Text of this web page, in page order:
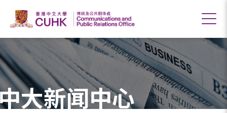
大新闻中心